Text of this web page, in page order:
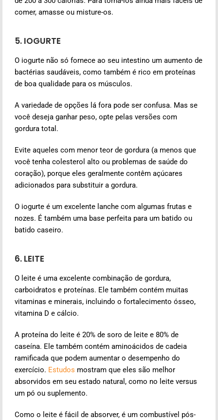
comer, amasse ou misture-os.
5. IOGURTE
O iogurte não só fornece ao seu intestino um aumento de
bactérias saudáveis, como também é rico em proteínas
de boa qualidade para os músculos.
A variedade de opções lá fora pode ser confusa. Mas se
você deseja ganhar peso, opte pelas versões com
gordura total.
Evite aqueles com menor teor de gordura (a menos que
você tenha colesterol alto ou problemas de saúde do
coração), porque eles geralmente contêm açúcares
adicionados para substituir a gordura.
O iogurte é um excelente lanche com algumas frutas e
nozes. É também uma base perfeita para um batido ou
batido caseiro.
6. LEITE
O leite é uma excelente combinação de gordura,
carboidratos e proteínas. Ele também contém muitas
vitaminas e minerais, incluindo o fortalecimento ósseo,
vitamina D e cálcio.
A proteína do leite é 20% de soro de leite e 80% de
caseína. Ele também contém aminoácidos de cadeia
ramificada que podem aumentar o desempenho do
exercício. Estudos mostram que eles são melhor
absorvidos em seu estado natural, como no leite versus
um pó ou suplemento.
Como o leite é fácil de absorver, é um combustível pós-